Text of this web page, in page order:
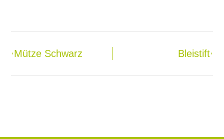
Mütze Schwarz Bleistift